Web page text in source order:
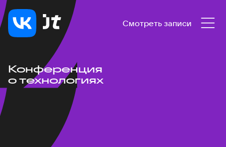
Смотреть записи
Конференция
о технологиях